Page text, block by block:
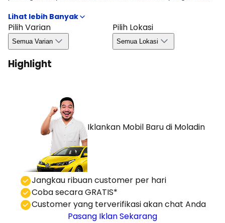
penting agar kamu bisa mengambil keputusan dengan
cepat dan efisien. Detail kuota, wilayah, dan masa berlaku
tersedia di halaman Promo Mitsubishi Pajero Sport 2026.
Pilih Varian
Semua Varian
Pilih Lokasi
Semua Lokasi
Highlight
Iklankan Mobil Barudi Moladin
⁠Jangkau ribuan customer per hari
Coba secara GRATIS*
⁠⁠Customer yang terverifikasi akan chat Anda
Pasang Iklan Sekarang